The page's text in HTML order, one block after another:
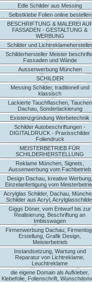
Edle Schilder aus Messing
Selbstklebe Folien online bestellen
BESCHRIFTUNG & MALEREI
FASSADEN - GESTALTUNG &
WERBUNG
Schilder und Lichtreklamehersteller
Schilderhersteller Meister
Fassaden und Wände
Aussenwerbung München
SCHILDER
Messing Schilder, traditionell und
klassisch
Lackierte Tauchflaschen, Tauchen
Dachau, Sonderlackierung
Existenzgründung Werbetechnik
Schilder Autobeschriftungen -
DIGITALDRUCK - Praxisschilder
Foliendruck
MEISTERBETRIEB FÜR
SCHILDERHERSTELLUNG
Reklame München, Signets,
Aussenwerbung vom Fachbetrieb
Design Dachau, kreative Werbung,
Einzelanfertigung vom
Acrylglas Schilder, Dachau,
Schilder aus Acryl,
Giggs Döner, vom Entwurf bis zur
Realisierung, Beschriftung an
Imbisswagen
Firmenwerbung Dachau,
Erstellung, Grafik Design,
Meisterbetrieb
Instandsetzung, Wartung und
Reparatur von Lichtreklame,
Leuchtreklame
die eigene Domain als Aufkleber,
Klebefolie, Folienschrift,